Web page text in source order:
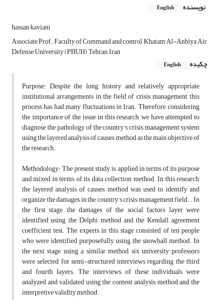
نویسنده English
hassan kaviani
Associate Prof., Faculty of Command and control, Khatam Al-Anbiya Air
Defense University (PBUH), Tehran, Iran
چکیده
English
Purpose: Despite the long history and relatively appropriate
institutional arrangements in the field of crisis management, this
process has had many fluctuations in Iran. Therefore, considering
the importance of the issue, in this research, we have attempted to
diagnose the pathology of the country's crisis management system
using the layered analysis of causes method as the main objective of
the research.
Methodology: The present study is applied in terms of its purpose
and mixed in terms of its data collection method. In this research,
the layered analysis of causes method was used to identify and
organize the damages in the country's crisis management field. . In
the first stage, the damages of the social factors layer were
identified using the Delphi method and the Kendall agreement
coefficient test. The experts in this stage consisted of ten people
who were identified purposefully using the snowball method. In
the next stage, using a similar method, six university professors
were selected for semi-structured interviews regarding the third
and fourth layers. The interviews of these individuals were
analyzed and validated using the content analysis method and the
interpretive validity method.